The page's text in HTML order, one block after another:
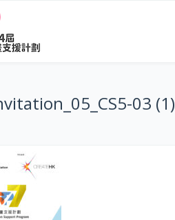
03 (1)